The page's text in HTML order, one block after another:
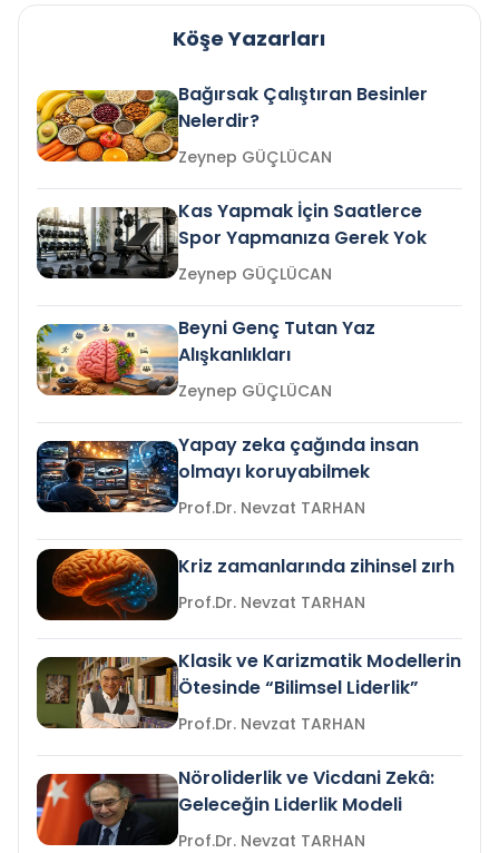
Köşe Yazarları
Bağırsak Çalıştıran Besinler
Nelerdir?
Zeynep GÜÇLÜCAN
Kas Yapmak İçin Saatlerce
Spor Yapmanıza Gerek Yok
Zeynep GÜÇLÜCAN
Beyni Genç Tutan Yaz
Alışkanlıkları
Zeynep GÜÇLÜCAN
Yapay zeka çağında insan
olmayı koruyabilmek
Prof.Dr. Nevzat TARHAN
Kriz zamanlarında zihinsel zırh
Prof.Dr. Nevzat TARHAN
Klasik ve Karizmatik Modellerin
Ötesinde “Bilimsel Liderlik”
Prof.Dr. Nevzat TARHAN
Nöroliderlik ve Vicdani Zekâ:
Geleceğin Liderlik Modeli
Prof.Dr. Nevzat TARHAN